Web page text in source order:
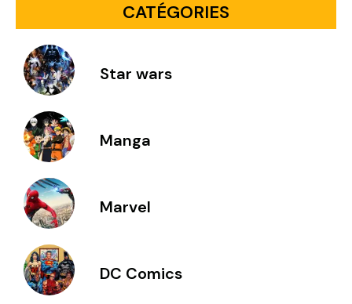
CATÉGORIES
Star wars
Manga
Marvel
DC Comics